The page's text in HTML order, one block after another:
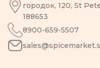
городок, 120, St
188653
8900-659-5507